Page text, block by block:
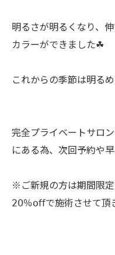
明るさが明るくなり、
カラーができました☘︎
これからの季節は明る
完全プライベートサロ
にある為、次回予約や
※ご新規の方は期間限
𝟤𝟢％𝗈𝖿𝖿で施術させて頂